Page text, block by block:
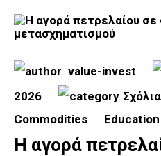
value-invest
2026
Commodities
Education
Η αγορά